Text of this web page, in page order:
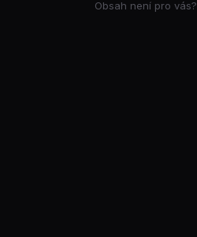
Obsah není pro vás?